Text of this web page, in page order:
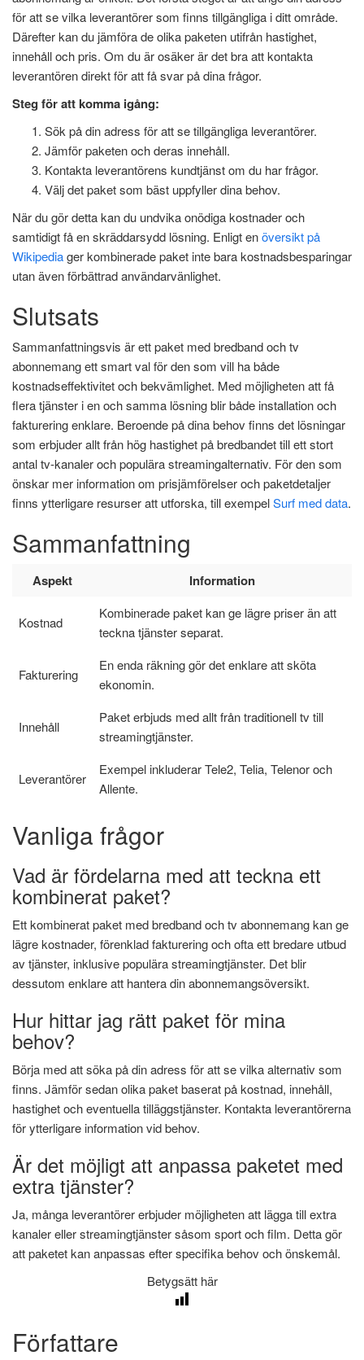
för att se vilka leverantörer som finns tillgängliga i ditt område.
Därefter kan du jämföra de olika paketen utifrån hastighet,
innehåll och pris. Om du är osäker är det bra att kontakta
leverantören direkt för att få svar på dina frågor.
Steg för att komma igång:
Sök på din adress för att se tillgängliga leverantörer.
Jämför paketen och deras innehåll.
Kontakta leverantörens kundtjänst om du har frågor.
Välj det paket som bäst uppfyller dina behov.
När du gör detta kan du undvika onödiga kostnader och
samtidigt få en skräddarsydd lösning. Enligt enöversikt på
Wikipediager kombinerade paket inte bara kostnadsbesparingar
utan även förbättrad användarvänlighet.
Slutsats
Sammanfattningsvis är ett paket med bredband och tv
abonnemang ett smart val för den som vill ha både
kostnadseffektivitet och bekvämlighet. Med möjligheten att få
flera tjänster i en och samma lösning blir både installation och
fakturering enklare. Beroende på dina behov finns det lösningar
som erbjuder allt från hög hastighet på bredbandet till ett stort
antal tv-kanaler och populära streamingalternativ. För den som
önskar mer information om prisjämförelser och paketdetaljer
finns ytterligare resurser att utforska, till exempelSurf med data.
Sammanfattning
Aspekt Information
Kostnad
Kombinerade paket kan ge lägre priser än att
teckna tjänster separat.
Fakturering
En enda räkning gör det enklare att sköta
ekonomin.
Innehåll
Paket erbjuds med allt från traditionell tv till
streamingtjänster.
Leverantörer
Exempel inkluderar Tele2, Telia, Telenor och
Allente.
Vanliga frågor
Vad är fördelarna med att teckna ett
kombinerat paket?
Ett kombinerat paket med bredband och tv abonnemang kan ge
lägre kostnader, förenklad fakturering och ofta ett bredare utbud
av tjänster, inklusive populära streamingtjänster. Det blir
dessutom enklare att hantera din abonnemangsöversikt.
Hur hittar jag rätt paket för mina
behov?
Börja med att söka på din adress för att se vilka alternativ som
finns. Jämför sedan olika paket baserat på kostnad, innehåll,
hastighet och eventuella tilläggstjänster. Kontakta leverantörerna
för ytterligare information vid behov.
Är det möjligt att anpassa paketet med
extra tjänster?
Ja, många leverantörer erbjuder möjligheten att lägga till extra
kanaler eller streamingtjänster såsom sport och film. Detta gör
att paketet kan anpassas efter specifika behov och önskemål.
Betygsätt här
Författare